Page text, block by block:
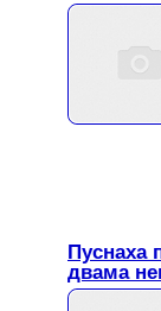
Пуснаха
двама